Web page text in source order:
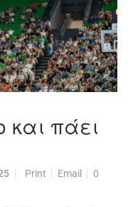
και πάει
Print Email
0